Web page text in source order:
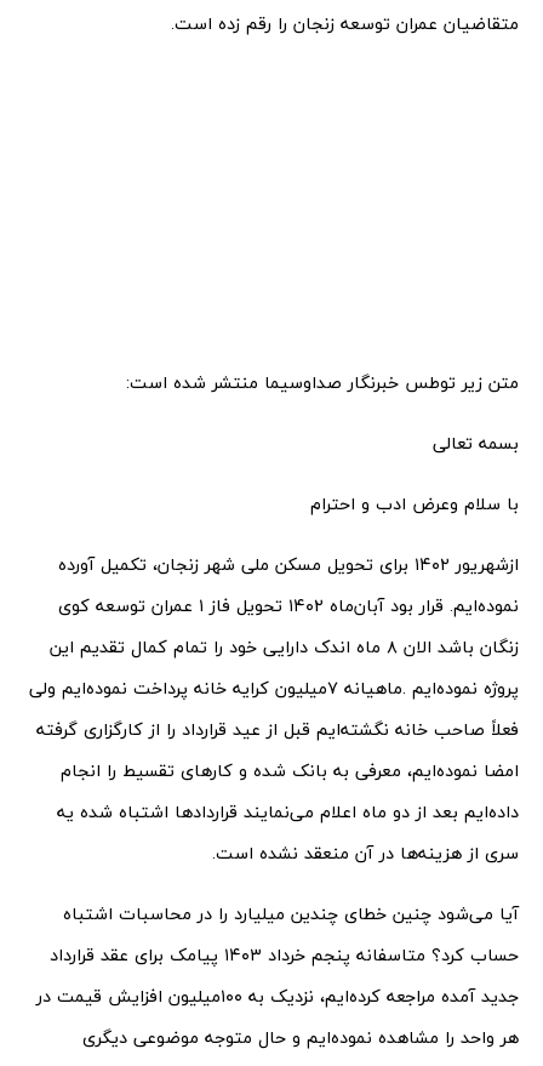
متقاضیان عمران توسعه زنجان را رقم زده است.
متن زیر توطس خبرنگار صداوسیما منتشر شده است:
بسمه تعالی
با سلام وعرض ادب و احترام
ازشهریور ۱۴۰۲ برای تحویل مسکن ملی شهر زنجان، تکمیل آورده
نموده‌ایم. قرار بود آبان‌ماه ۱۴۰۲ تحویل فاز ۱ عمران توسعه کوی
زنگان باشد الان ۸ ماه اندک دارایی خود را تمام کمال تقدیم این
پروژه نموده‌ایم .ماهیانه ۷میلیون کرایه خانه پرداخت نموده‌ایم ولی
فعلاً صاحب خانه نگشته‌ایم قبل از عید قرارداد را از کارگزاری گرفته
امضا نموده‌ایم، معرفی به بانک شده و کارهای تقسیط را انجام
داده‌ایم بعد از دو ماه اعلام می‌نمایند قراردادها اشتباه شده یه
سری از هزینه‌ها در آن منعقد نشده است.
آیا می‌شود چنین خطای چندین میلیارد را در محاسبات اشتباه
حساب کرد؟ متاسفانه پنجم خرداد ۱۴۰۳ پیامک برای عقد قرارداد
جدید آمده مراجعه کرده‌ایم، نزدیک به ۱۰۰میلیون افزایش قیمت در
هر واحد را مشاهده نموده‌ایم و حال متوجه موضوعی دیگری